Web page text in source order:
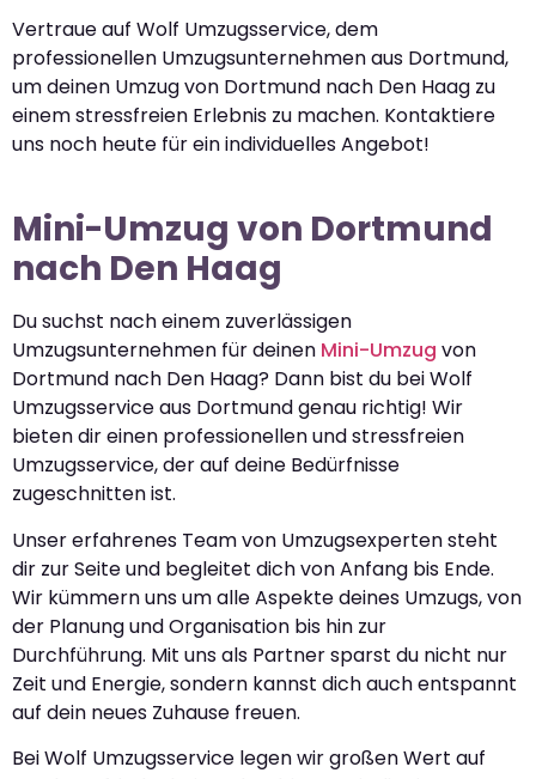
Vertraue auf Wolf Umzugsservice, dem
professionellen Umzugsunternehmen aus Dortmund,
um deinen Umzug von Dortmund nach Den Haag zu
einem stressfreien Erlebnis zu machen. Kontaktiere
uns noch heute für ein individuelles Angebot!
Mini-Umzug von Dortmund
nach Den Haag
Du suchst nach einem zuverlässigen
Umzugsunternehmen für deinen Mini-Umzug von
Dortmund nach Den Haag? Dann bist du bei Wolf
Umzugsservice aus Dortmund genau richtig! Wir
bieten dir einen professionellen und stressfreien
Umzugsservice, der auf deine Bedürfnisse
zugeschnitten ist.
Unser erfahrenes Team von Umzugsexperten steht
dir zur Seite und begleitet dich von Anfang bis Ende.
Wir kümmern uns um alle Aspekte deines Umzugs, von
der Planung und Organisation bis hin zur
Durchführung. Mit uns als Partner sparst du nicht nur
Zeit und Energie, sondern kannst dich auch entspannt
auf dein neues Zuhause freuen.
Bei Wolf Umzugsservice legen wir großen Wert auf